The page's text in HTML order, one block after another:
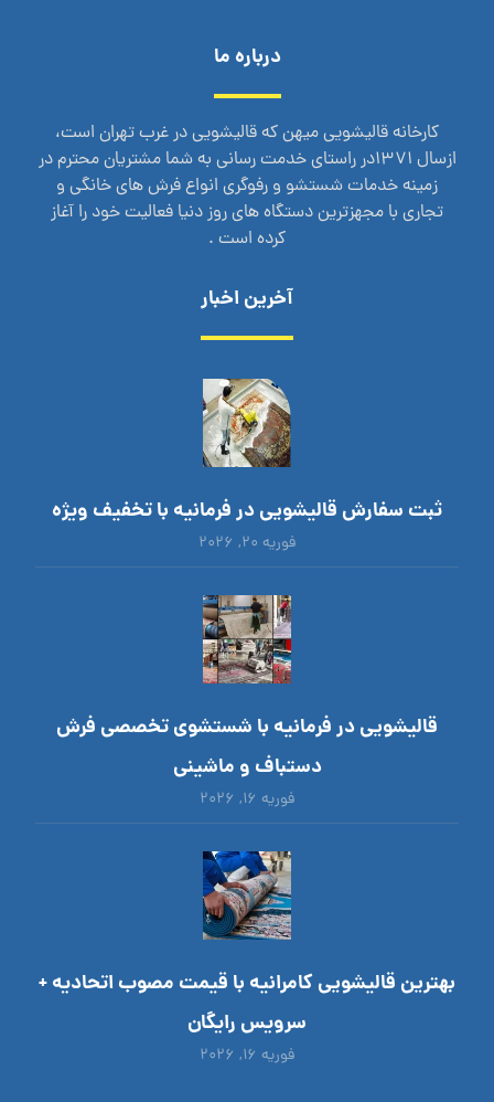
درباره ما
کارخانه قالیشویی میهن که قالیشویی در غرب تهران است،
ازسال 1371در راستای خدمت رسانی به شما مشتریان محترم در
زمینه خدمات شستشو و رفوگری انواع فرش های خانگی و
تجاری با مجهزترین دستگاه های روز دنیا فعالیت خود را آغاز
کرده است .
آخرین اخبار
ثبت سفارش قالیشویی در فرمانیه با تخفیف ویژه
فوریه ۲۰, ۲۰۲۶
قالیشویی در فرمانیه با شستشوی تخصصی فرش
دستباف و ماشینی
فوریه ۱۶, ۲۰۲۶
بهترین قالیشویی کامرانیه با قیمت مصوب اتحادیه +
سرویس رایگان
فوریه ۱۶, ۲۰۲۶